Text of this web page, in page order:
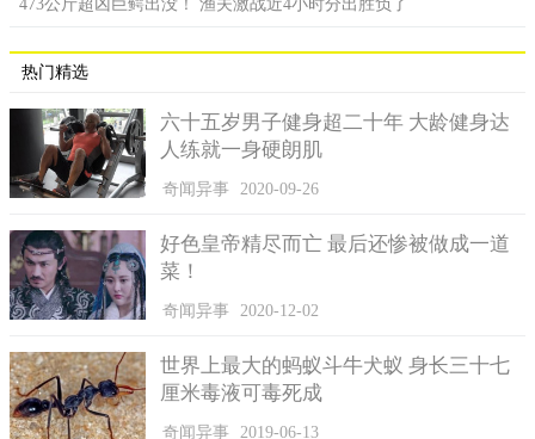
军，并靠着编修《九域图志》的机会结识了何志，何志见此人外
貌英俊、又能说善道，便向自己的父亲、当朝宰相何执中推荐了
他。得到宰相推荐，王黼自然是平步青云，他先是被封校书郎，
不久后又迁为符宝郎、左司諫。后来随着政治局势的变化，又巴
结上了蔡京，官职也是一升再升。
四处谋求财富，然后再将这些财富用于打点上级官员，让他的政
治前途一片光明。
473公斤超凶巨鳄出没！ 渔夫激战近4小时分出胜负了
热门精选
六十五岁男子健身超二十年 大龄健身达
人练就一身硬朗肌
奇闻异事 2020-09-26
好色皇帝精尽而亡 最后还惨被做成一道
菜！
奇闻异事 2020-12-02
世界上最大的蚂蚁斗牛犬蚁 身长三十七
厘米毒液可毒死成
奇闻异事 2019-06-13